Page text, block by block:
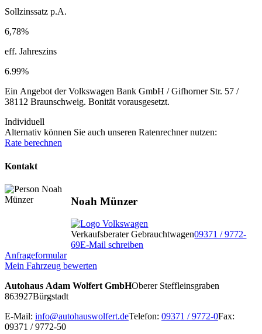
Sollzinssatz p.A.
6,78%
eff. Jahreszins
6.99%
Ein Angebot der Volkswagen Bank GmbH / Gifhorner Str. 57 /
38112 Braunschweig. Bonität vorausgesetzt.
Individuell
Alternativ können Sie auch unseren Ratenrechner nutzen:
Rate berechnen
Kontakt
Noah Münzer
Verkaufsberater Gebrauchtwagen09371 / 9772-
69E-Mail schreiben
Anfrageformular
Mein Fahrzeug bewerten
Autohaus Adam Wolfert GmbHOberer Steffleinsgraben
863927Bürgstadt
E-Mail: info@autohauswolfert.deTelefon: 09371 / 9772-0Fax:
09371 / 9772-50